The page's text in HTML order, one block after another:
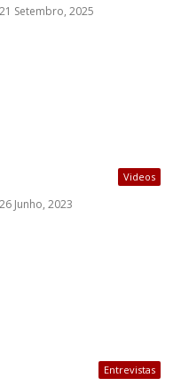
21 Setembro, 2025
Videos
26 Junho, 2023
Entrevistas